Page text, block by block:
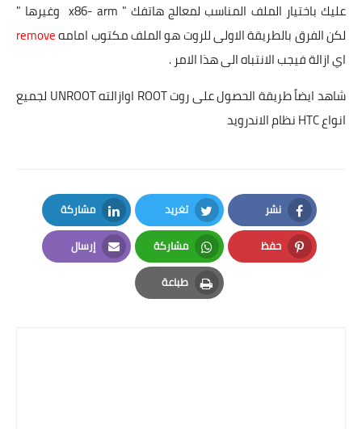
عليك باختيار الملف المناسب لمعالج هاتفك " x86- arm وغيرها "
لكن الفرق بالطريقة الاولى للروت هو الملف مكتوب امامهremove
اي ازالة فيجب الانتباه الى هذا الامر .
شاهد ايضاً طريقة الحصول على روت ROOT اوازالته UNROOT لجميع
انواع HTC نظام الاندرويد
نشر
Facebook
تغريد
Twitter
مشاركة
LinkedIn
حفظ
Pinterest
مشاركة
Whatsapp
إرسال
Email
طباعة
Print